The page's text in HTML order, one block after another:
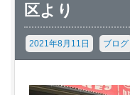
区より
2021年8月11日 ブログ